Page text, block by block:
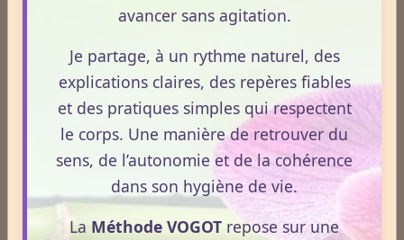
avancer sans agitation.
Je partage, à un rythme naturel, des
explications claires, des repères fiables
et des pratiques simples qui respectent
le corps. Une manière de retrouver du
sens, de l’autonomie et de la cohérence
dans son hygiène de vie.
La Méthode VOGOT repose sur une